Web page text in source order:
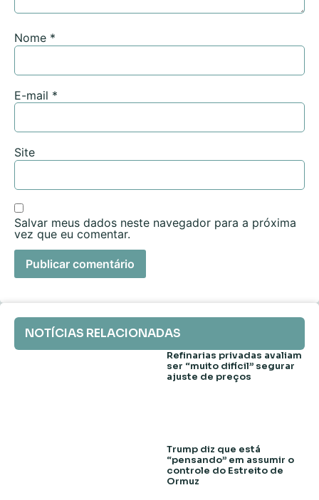
Nome *
E-mail *
Site
Salvar meus dados neste navegador para a próxima
vez que eu comentar.
NOTÍCIAS RELACIONADAS
Refinarias privadas avaliam
ser “muito difícil” segurar
ajuste de preços
Trump diz que está
“pensando” em assumir o
controle do Estreito de
Ormuz